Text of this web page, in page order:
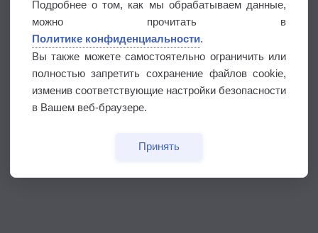
Подробнее о том, как мы обрабатываем данные,
можно прочитать в
Политике конфиденциальности.
Вы также можете самостоятельно ограничить или
полностью запретить сохранение файлов cookie,
изменив соответствующие настройки безопасности
в Вашем веб-браузере.
Принять